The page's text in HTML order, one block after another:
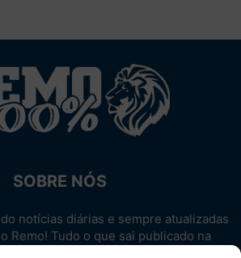
SOBRE NÓS
notícias diárias e sempre atualizadas
Remo! Tudo o que sai publicado na